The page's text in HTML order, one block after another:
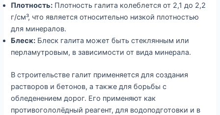
Плотность: Плотность галита колеблется от 2,1 до 2,2
г/см³, что является относительно низкой плотностью
для минералов.
Блеск: Блеск галита может быть стеклянным или
перламутровым, в зависимости от вида минерала.
В строительстве галит применяется для создания
растворов и бетонов, а также для борьбы с
обледенением дорог. Его применяют как
противогололёдный реагент, для водоподготовки и в